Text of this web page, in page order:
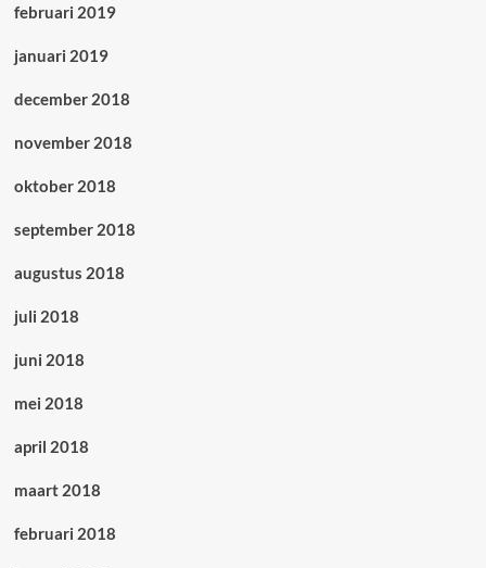
februari 2019
januari 2019
december 2018
november 2018
oktober 2018
september 2018
augustus 2018
juli 2018
juni 2018
mei 2018
april 2018
maart 2018
februari 2018